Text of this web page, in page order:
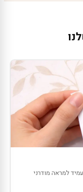
למראה מודרני